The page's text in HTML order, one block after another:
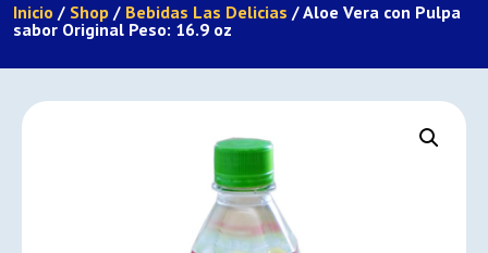
Inicio / Shop / Bebidas Las Delicias / Aloe Vera con Pulpa
sabor Original Peso: 16.9 oz